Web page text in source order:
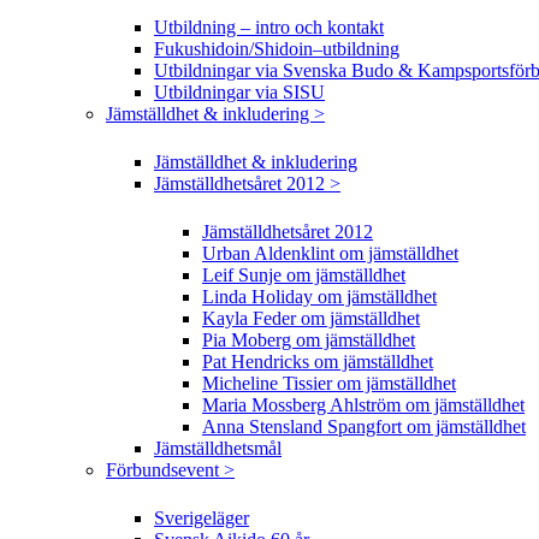
Utbildning – intro och kontakt
Fukushidoin/Shidoin–utbildning
Utbildningar via Svenska Budo &
Utbildningar via SISU
Jämställdhet & inkludering >
Jämställdhet & inkludering
Jämställdhetsåret 2012 >
Jämställdhetsåret 2012
Urban Aldenklint om jämställdhet
Leif Sunje om jämställdhet
Linda Holiday om jämställdhet
Kayla Feder om jämställdhet
Pia Moberg om jämställdhet
Pat Hendricks om jämställdhet
Micheline Tissier om jämställdhet
Maria Mossberg Ahlström om jämställdhet
Anna Stensland Spangfort om jämställdhet
Jämställdhetsmål
Förbundsevent >
Sverigeläger